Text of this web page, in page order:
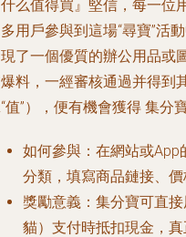
么值得買』堅信，每一位
用戶參與到這場“尋寶”活
了一個優質的辦公用品或
料，一經審核通過并得到
值”），便有機會獲得 集分
如何參與 ：在網站或App
分類，填寫商品鏈接、
獎勵意義 ：集分寶可直
貓）支付時抵扣現金，